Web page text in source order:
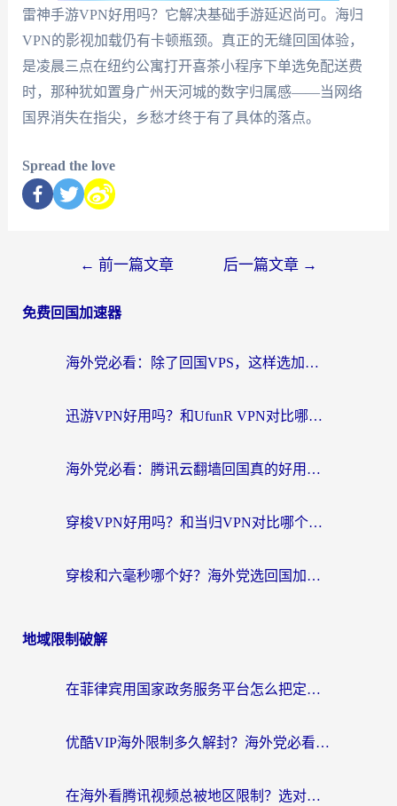
雷神手游VPN好用吗？它解决基础手游延迟尚可。海归
VPN的影视加载仍有卡顿瓶颈。真正的无缝回国体验，
是凌晨三点在纽约公寓打开喜茶小程序下单选免配送费
时，那种犹如置身广州天河城的数字归属感——当网络
国界消失在指尖，乡愁才终于有了具体的落点。
Spread the love
← 前一篇文章 后一篇文章 →
免费回国加速器
海外党必看：除了回国VPS，这样选加速器也能无缝刷国内资源？
迅游VPN好用吗？和UfunR VPN对比哪个回国效果更好？海外党亲测避坑指南
海外党必看：腾讯云翻墙回国真的好用吗？+ 3步选对回国加速器指南
穿梭VPN好用吗？和当归VPN对比哪个回国效果更好？海外党亲测实用指南
穿梭和六毫秒哪个好？海外党选回国加速器的避坑指南，附番茄加速器实测
地域限制破解
在菲律宾用国家政务服务平台怎么把定位修改到中国国内？3步解决+海外看剧听歌全攻略
优酷VIP海外限制多久解封？海外党必看的跨区难题一站式解决指南
在海外看腾讯视频总被地区限制？选对回国加速器，还能解决泰国政务网和蜻蜓FM卡顿问题